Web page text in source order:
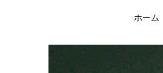
ホーム